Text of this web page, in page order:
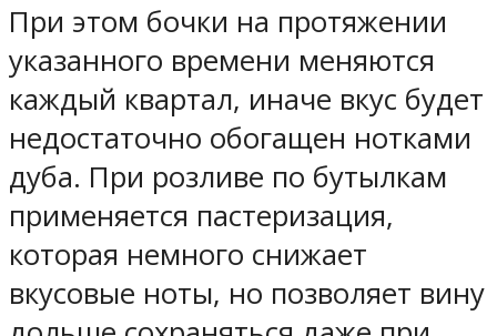
При этом бочки на протяжении
указанного времени меняются
каждый квартал, иначе вкус будет
недостаточно обогащен нотками
дуба. При розливе по бутылкам
применяется пастеризация,
которая немного снижает
вкусовые ноты, но позволяет вину